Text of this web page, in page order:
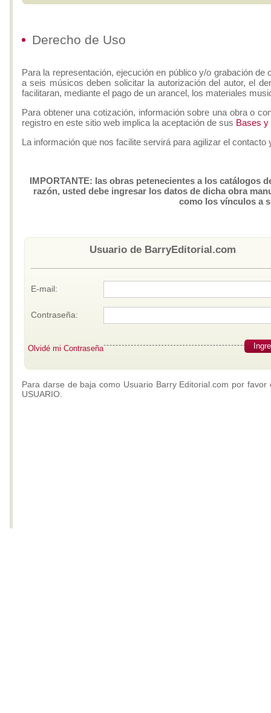
Derecho de Uso
Para la representación, ejecución en público y/o grabación
a seis músicos deben solicitar la autorización del autor, el
facilitaran, mediante el pago de un arancel, los materiales
Para obtener una cotización, información sobre una obra o
registro en este sitio web implica la aceptación de sus Bases y
La información que nos facilite servirá para agilizar el
IMPORTANTE: las obras petenecientes a los catálogos
razón, usted debe ingresar los datos de dicha obra
como los vínculos a
Usuario de BarryEditorial.com
E-mail:
Contraseña:
Olvidé mi Contraseña
Para darse de baja como Usuario Barry Editorial.com por
USUARIO.